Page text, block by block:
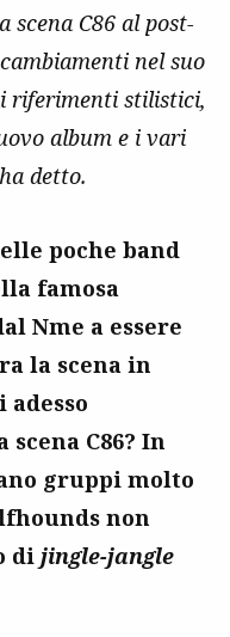
C86 al post-
nel suo
riferimenti stilistici,
album e i vari
detto.
poche band
famosa
Nme a essere
la scena in
adesso
C86? In
gruppi molto
non
di jingle-jangle